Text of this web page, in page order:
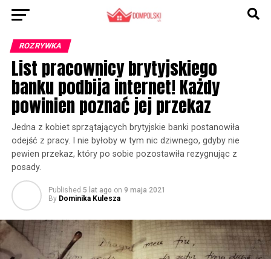
ROZRYWKA
List pracownicy brytyjskiego
banku podbija internet! Każdy
powinien poznać jej przekaz
Jedna z kobiet sprzątających brytyjskie banki postanowiła
odejść z pracy. I nie byłoby w tym nic dziwnego, gdyby nie
pewien przekaz, który po sobie pozostawiła rezygnując z
posady.
Published 5 lat ago on 9 maja 2021
By Dominika Kulesza